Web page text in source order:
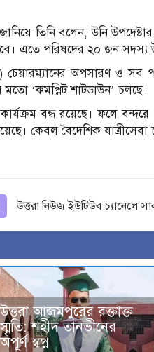
তিনি বলেন, উনি
এতে পরিষদের ২০ জন সদস্য
অপসারণ ও সব
মতো ‘কমপ্লিট শাটডাউন’ চলছে।
কার্যক্রম বন্ধ রয়েছে। ফলে
কেবল বৈদেশিক যাত্রীসেবা
উত্তরা নিউজ ইউটিউব চ্যানেলে
উত্তরা আজমপুরের রক্তাক্ত
স্মৃতি: শহীদ তানভীনের
অপূর্ণ স্বপ্ন